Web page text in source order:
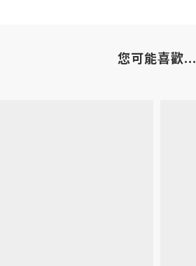
您可能喜歡...